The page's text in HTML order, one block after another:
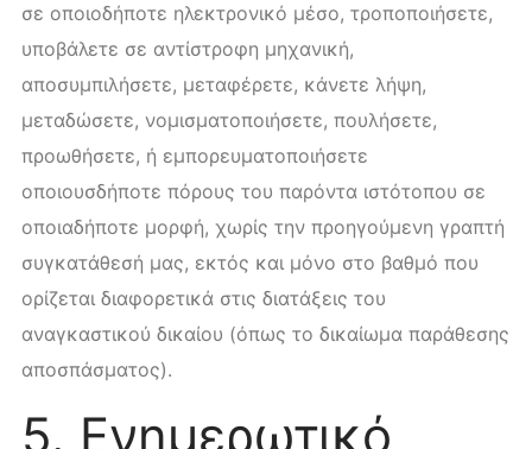
σε οποιοδήποτε ηλεκτρονικό μέσο, τροποποιήσετε,
υποβάλετε σε αντίστροφη μηχανική,
αποσυμπιλήσετε, μεταφέρετε, κάνετε λήψη,
μεταδώσετε, νομισματοποιήσετε, πουλήσετε,
προωθήσετε, ή εμπορευματοποιήσετε
οποιουσδήποτε πόρους του παρόντα ιστότοπου σε
οποιαδήποτε μορφή, χωρίς την προηγούμενη γραπτή
συγκατάθεσή μας, εκτός και μόνο στο βαθμό που
ορίζεται διαφορετικά στις διατάξεις του
αναγκαστικού δικαίου (όπως το δικαίωμα παράθεσης
αποσπάσματος).
5. Ενημερωτικό